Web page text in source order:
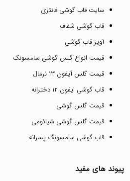
سایت قاب گوشی فانتزی
قاب گوشی شفاف
آویز قاب گوشی
قیمت انواع گلس گوشی سامسونگ
قیمت گلس آیفون ۱۳ نرمال
قاب گوشی ایفون ۱۲ دخترانه
قیمت گلس گوشی
قیمت گلس گوشی شیائومی
قاب گوشی سامسونگ پسرانه
پیوند های مفید